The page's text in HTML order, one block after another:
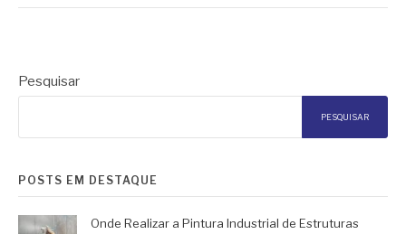
Pesquisar
PESQUISAR
POSTS EM DESTAQUE
Onde Realizar a Pintura Industrial de Estruturas